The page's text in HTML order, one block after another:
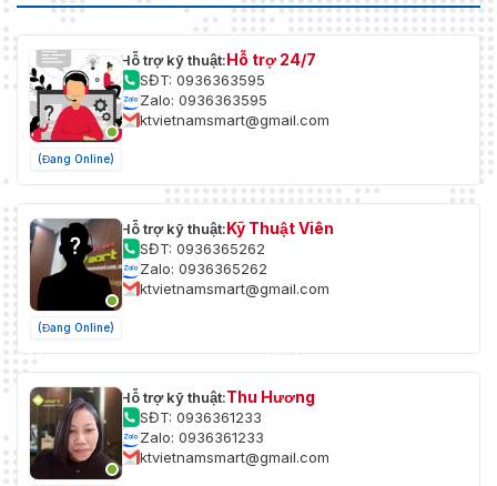
(Đang Online)
Hỗ trợ kỹ thuật:Hỗ trợ 24/7
SĐT: 0936363595
Zalo: 0936363595
ktvietnamsmart@gmail.com
(Đang Online)
Hỗ trợ kỹ thuật:Kỹ Thuật Viên
SĐT: 0936365262
Zalo: 0936365262
ktvietnamsmart@gmail.com
Hỗ trợ kỹ thuật:Thu Hương
SĐT: 0936361233
Zalo: 0936361233
ktvietnamsmart@gmail.com